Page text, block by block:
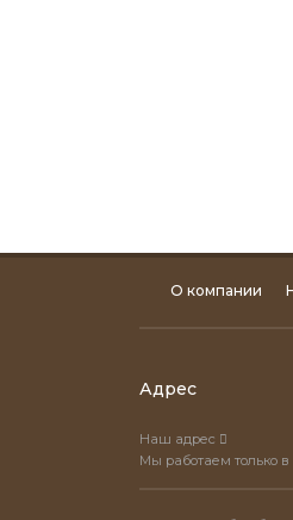
О компании
Адрес
Наш адрес
Мы работаем только